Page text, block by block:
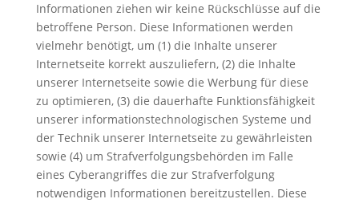
Informationen ziehen wir keine Rückschlüsse auf die
betroffene Person. Diese Informationen werden
vielmehr benötigt, um (1) die Inhalte unserer
Internetseite korrekt auszuliefern, (2) die Inhalte
unserer Internetseite sowie die Werbung für diese
zu optimieren, (3) die dauerhafte Funktionsfähigkeit
unserer informationstechnologischen Systeme und
der Technik unserer Internetseite zu gewährleisten
sowie (4) um Strafverfolgungsbehörden im Falle
eines Cyberangriffes die zur Strafverfolgung
notwendigen Informationen bereitzustellen. Diese